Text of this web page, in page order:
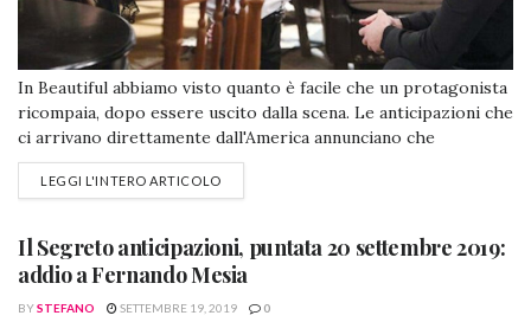
In Beautiful abbiamo visto quanto è facile che un protagonista
ricompaia, dopo essere uscito dalla scena. Le anticipazioni che
ci arrivano direttamente dall'America annunciano che
sentiremo parlare di Caroline Spencer e ci chiediamo, ma non
era passata a migliore vita? Thomas ha riferito che la donna
LEGGI L'INTERO ARTICOLO
Il Segreto anticipazioni, puntata 20 settembre 2019:
addio a Fernando Mesia
BYSTEFANO SETTEMBRE 19, 2019 0